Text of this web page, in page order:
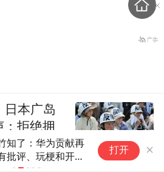
知了：华为贡献再
批评、玩梗和开涮
打开
日本广岛
：拒绝拥